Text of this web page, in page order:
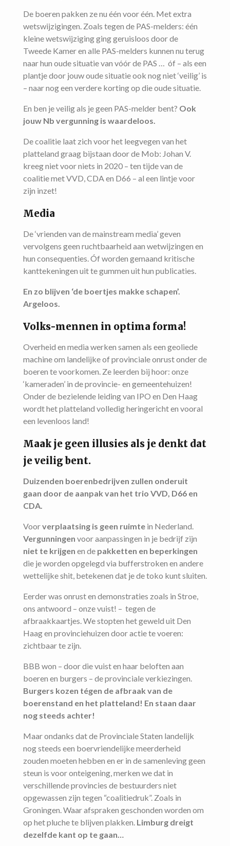
De boeren pakken ze nu één voor één. Met extra
wetswijzigingen. Zoals tegen de PAS-melders: één
kleine wetswijziging ging geruisloos door de
Tweede Kamer en alle PAS-melders kunnen nu terug
naar hun oude situatie van vóór de PAS … óf – als een
plantje door jouw oude situatie ook nog niet ‘veilig’ is
– naar nog een verdere korting op die oude situatie.
En ben je veilig als je geen PAS-melder bent? Ook
jouw Nb vergunning is waardeloos.
De coalitie laat zich voor het leegvegen van het
platteland graag bijstaan door de Mob: Johan V.
kreeg niet voor niets in 2020 – ten tijde van de
coalitie met VVD, CDA en D66 – al een lintje voor
zijn inzet!
Media
De ‘vrienden van de mainstream media’ geven
vervolgens geen ruchtbaarheid aan wetwijzingen en
hun consequenties. Óf worden gemaand kritische
kanttekeningen uit te gummen uit hun publicaties.
En zo blijven ‘de boertjes makke schapen’.
Argeloos.
Volks-mennen in optima forma!
Overheid en media werken samen als een geoliede
machine om landelijke of provinciale onrust onder de
boeren te voorkomen. Ze leerden bij hoor: onze
‘kameraden’ in de provincie- en gemeentehuizen!
Onder de bezielende leiding van IPO en Den Haag
wordt het platteland volledig heringericht en vooral
een levenloos land!
Maak je geen illusies als je denkt dat
je veilig bent.
Duizenden boerenbedrijven zullen onderuit
gaan door de aanpak van het trio VVD, D66 en
CDA.
Voorverplaatsing is geen ruimte in Nederland.
Vergunningen voor aanpassingen in je bedrijf zijn
niet te krijgen en de pakketten en beperkingen
die je worden opgelegd via bufferstroken en andere
wettelijke shit, betekenen dat je de toko kunt sluiten.
Eerder was onrust en demonstraties zoals in Stroe,
ons antwoord – onze vuist! – tegen de
afbraakkaartjes. We stopten het geweld uit Den
Haag en provinciehuizen door actie te voeren:
zichtbaar te zijn.
BBB won – door die vuist en haar beloften aan
boeren en burgers – de provinciale verkiezingen.
Burgers kozen tégen de afbraak van de
boerenstand en het platteland! En staan daar
nog steeds achter!
Maar ondanks dat de Provinciale Staten landelijk
nog steeds een boervriendelijke meerderheid
zouden moeten hebben en er in de samenleving geen
steun is voor onteigening, merken we dat in
verschillende provincies de bestuurders niet
opgewassen zijn tegen “coalitiedruk”. Zoals in
Groningen. Waar afspraken geschonden worden om
op het pluche te blijven plakken. Limburg dreigt
dezelfde kant op te gaan…